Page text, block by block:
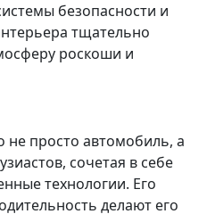
безопасности и
тщательно
роскоши и
не просто автомобиль, а
сочетая в себе
технологии. Его
делают его